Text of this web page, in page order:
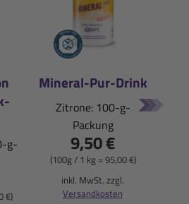
g-
€)
Mineral-Pur-Drink
Zitrone: 100-g-
Packung
9,50 €
(100g / 1 kg = 95,00 €)
inkl. MwSt. zzgl.
Versandkosten